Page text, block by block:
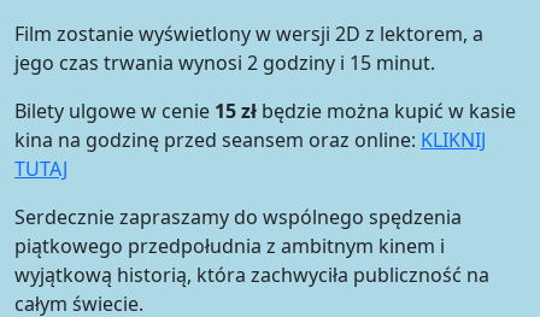
Film zostanie wyświetlony w wersji 2D z lektorem, a
jego czas trwania wynosi 2 godziny i 15 minut.
Bilety ulgowe w cenie 15 zł będzie można kupić w kasie
kina na godzinę przed seansem oraz online: KLIKNIJ
TUTAJ
Serdecznie zapraszamy do wspólnego spędzenia
piątkowego przedpołudnia z ambitnym kinem i
wyjątkową historią, która zachwyciła publiczność na
całym świecie.